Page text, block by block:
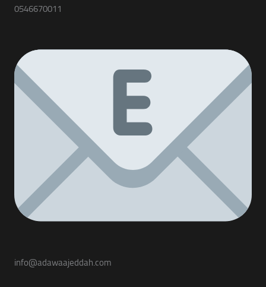
0546670011
info@adawaajeddah.com